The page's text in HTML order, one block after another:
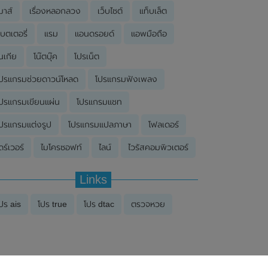
าส์ เรื่องหลอกลวง เว็บไซต์ แท็บเล็ต
ตเตอรี่ แรม แอนดรอยด์ แอพมือถือ
เกีย โน๊ตบุ๊ค โปรเน็ต
รแกรมช่วยดาวน์โหลด โปรแกรมฟังเพลง
รแกรมเขียนแผ่น โปรแกรมแชท
รแกรมแต่งรูป โปรแกรมแปลภาษา โฟลเดอร์
ร์เวอร์ ไมโครซอฟท์ ไลน์ ไวรัสคอมพิวเตอร์
Links
ร ais โปร true โปร dtac ตรวจหวย